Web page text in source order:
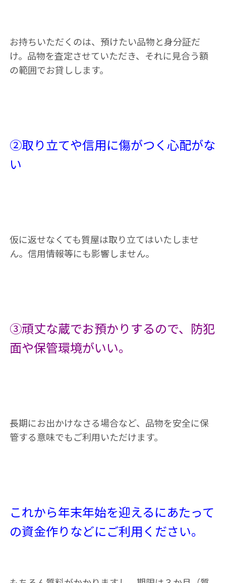
お持ちいただくのは、預けたい品物と身分証だ
け。品物を査定させていただき、それに見合う額
の範囲でお貸しします。
②取り立てや信用に傷がつく心配がな
い
仮に返せなくても質屋は取り立てはいたしませ
ん。信用情報等にも影響しません。
③頑丈な蔵でお預かりするので、防犯
面や保管環境がいい。
長期にお出かけなさる場合など、品物を安全に保
管する意味でもご利用いただけます。
これから年末年始を迎えるにあたって
の資金作りなどにご利用ください。